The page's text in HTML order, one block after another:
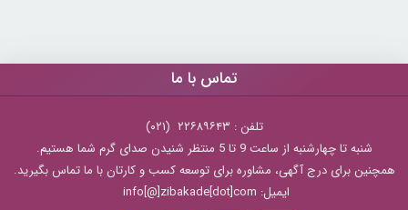
تماس با ما
تلفن : ۲۲۶۸۹۶۴۳ (۰۲۱)
شنبه تا چهارشنبه از ساعت 9 تا 5 منتظر شنیدن صدای گرم شما هستیم.
همچنین برای درج آگهی، مشاوره برای توسعه کسب و کارتان با ما تماس بگیرید.
ایمیل: info[@]zibakade[dot]com